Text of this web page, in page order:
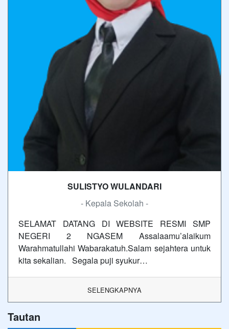
SULISTYO WULANDARI
- Kepala Sekolah -
SELAMAT DATANG DI WEBSITE RESMI SMP
NEGERI 2 NGASEM Assalaamu’alaikum
Warahmatullahi Wabarakatuh.Salam sejahtera untuk
kita sekalian. Segala puji syukur…
SELENGKAPNYA
Tautan